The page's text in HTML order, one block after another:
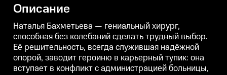
больницы, лишается должности
ведущего врача и допускает
роковую ошибку. Всю свою
жизнь Наталья спасала других
людей, но теперь ей предстоит
собраться с силами и спасти
самого важного человека —
саму себя. Главный
медицинский сериал России,
роковую ошибку. Всю свою
жизнь Наталья спасала других
людей, но теперь ей предстоит
собраться с силами и спасти
самого важного человека —
саму себя. Главный
медицинский сериал России,
Описание
Наталья Бахметьева — гениальный хирург,
способная без колебаний сделать трудный выбор.
Её решительность, всегда служившая надёжной
опорой, заводит героиню в карьерный тупик: она
вступает в конфликт с администрацией больницы,